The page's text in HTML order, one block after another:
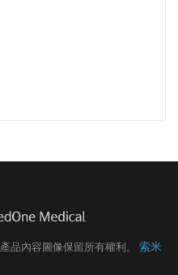
產品內容圖像保留所有權利。 索米